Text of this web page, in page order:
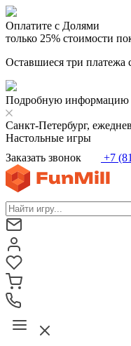
Оплатите с Долями
только 25% стоимости
Оставшиеся три платежа
Подробную информацию
Санкт-Петербург,
Настольные игры
Заказать звонок
+7